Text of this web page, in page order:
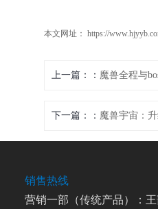
本文网址： https://
上一篇：
下一篇：
销售热线
营销一部（传统产品）：王